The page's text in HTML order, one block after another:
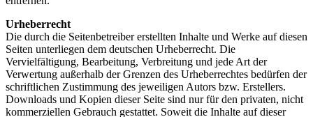
Urheberrecht
Die durch die Seitenbetreiber erstellten Inhalte und Werke auf diesen
Seiten unterliegen dem deutschen Urheberrecht. Die
Vervielfältigung, Bearbeitung, Verbreitung und jede Art der
Verwertung außerhalb der Grenzen des Urheberrechtes bedürfen der
schriftlichen Zustimmung des jeweiligen Autors bzw. Erstellers.
Downloads und Kopien dieser Seite sind nur für den privaten, nicht
kommerziellen Gebrauch gestattet. Soweit die Inhalte auf dieser